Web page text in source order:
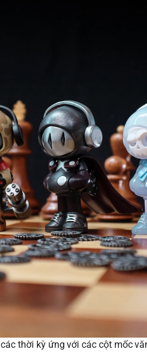
thời kỳ ứng với các cột mốc